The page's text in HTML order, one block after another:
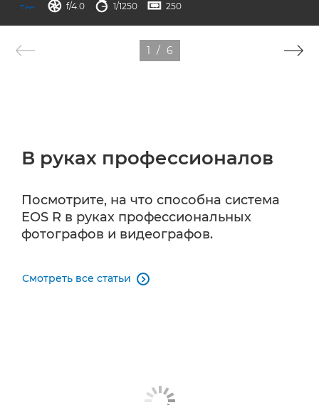
диафрагма
 f/4.0 выдержка
 1/1250 ISO
 250
1 / 6
В руках профессионалов
Посмотрите, на что способна система
EOS R в руках профессиональных
фотографов и видеографов.
Смотреть все статьи 